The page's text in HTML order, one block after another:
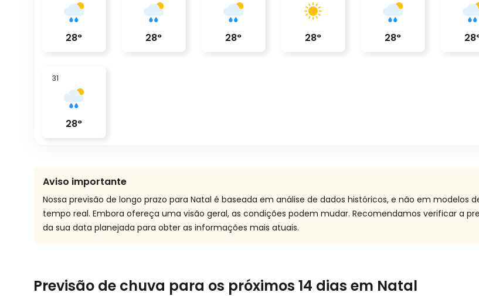
28° 28° 28° 28° 28° 28
31
28°
Aviso importante
Nossa previsão de longo prazo para Natal é baseada em análise de dados históricos, e não em modelos
tempo real. Embora ofereça uma visão geral, as condições podem mudar. Recomendamos verificar a
da sua data planejada para obter as informações mais atuais.
Previsão de chuva para os próximos 14 dias em Natal